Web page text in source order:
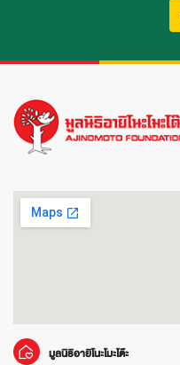
มูลนิธิอายิโนะโมะโต๊ะ